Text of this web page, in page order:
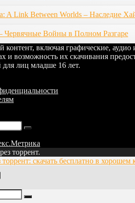
A Link Between Worlds – Наследие
Червячные Войны в Полном Разгаре
контент, включая графические,
и возможность их скачивания
лиц младше 16 лет.
торрент.